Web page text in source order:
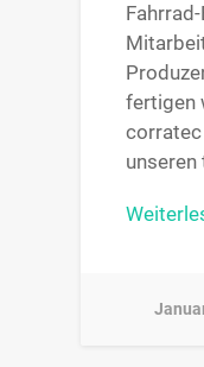
fertigen
corratec